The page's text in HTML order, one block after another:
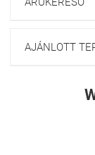
AJÁNLOTT